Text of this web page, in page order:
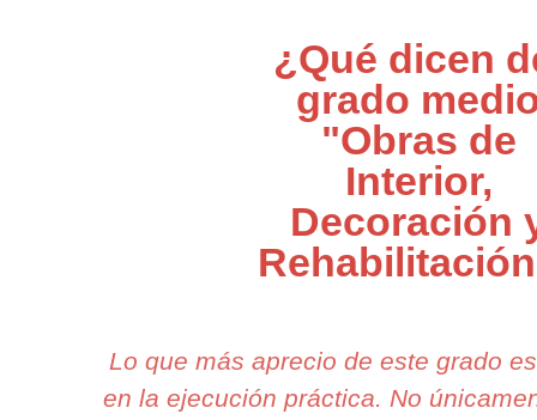
¿Qué dicen
grado
"Obras de
Interior,
Decoración
Lo que más aprecio de este grado
en la ejecución práctica. No